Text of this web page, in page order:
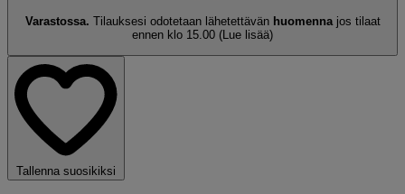
Varastossa. Tilauksesi odotetaan lähetettävän huomennajos tilaat
ennen klo 15.00 (Lue lisää)
Tallenna suosikiksi